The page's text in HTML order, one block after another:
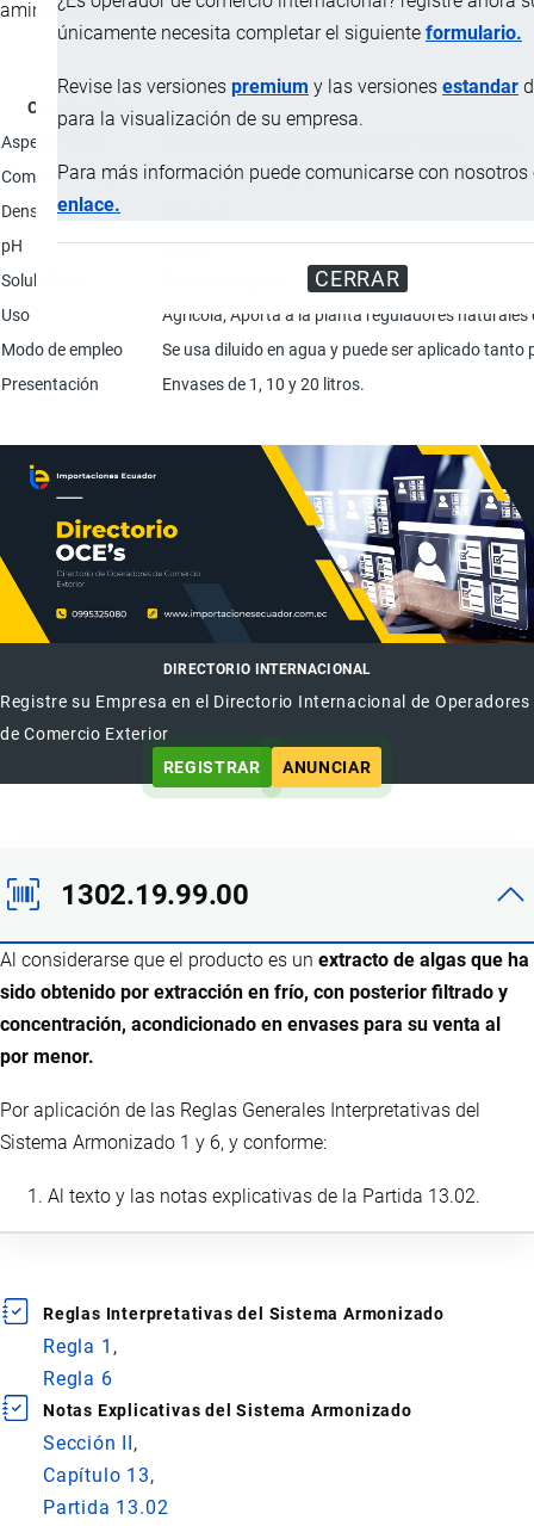
únicamente necesita completar el siguiente formulario.
Revise las versiones premium y las versiones estandar
para la visualización de su empresa.
Para más información puede comunicarse con nosotros
enlace.
CERRAR
aminoácidos esenciales.
Característica
Aspecto físico
Composición química 100% Algas Ascophyllum nodosum extraídos en
Densidad
pH
4 ± 0.5
Solubilidad
Uso
Agrícola; Aporta a la planta reguladores
Modo de empleo
Se usa diluido en agua y puede ser aplicado
Presentación
Envases de 1, 10 y 20 litros.
DIRECTORIO INTERNACIONAL
Registre su Empresa en el Directorio Internacional de Operadores
de Comercio Exterior
REGISTRAR
ANUNCIAR
1302.19.99.00
Al considerarse que el producto es un extracto de algas que ha
sido obtenido por extracción en frío, con posterior filtrado y
concentración, acondicionado en envases para su venta al
por menor.
Por aplicación de las Reglas Generales Interpretativas del
Sistema Armonizado 1 y 6, y conforme:
Al texto y las notas explicativas de la Partida 13.02.
Reglas Interpretativas del Sistema Armonizado
Regla 1
Regla 6
Notas Explicativas del Sistema Armonizado
Sección II
Capítulo 13
Partida 13.02